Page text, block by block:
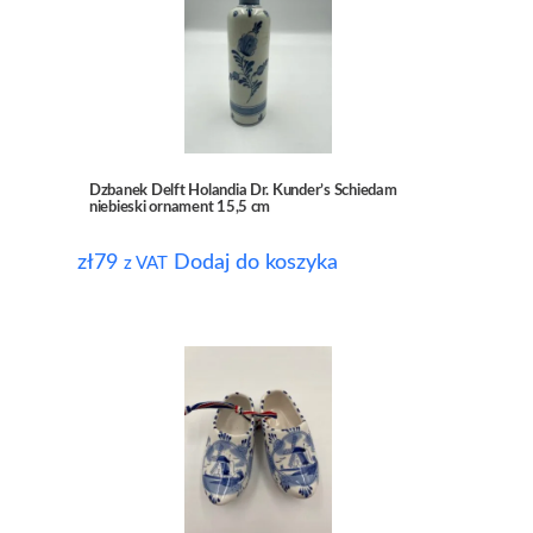
Dzbanek Delft Holandia Dr. Kunder’s Schiedam
niebieski ornament 15,5 cm
zł79 z VAT Dodaj do koszyka